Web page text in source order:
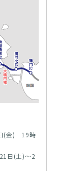
(金) 19時
日(土)～2